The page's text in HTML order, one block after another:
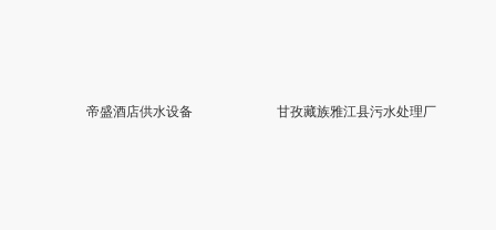
帝盛酒店供水设备 甘孜藏族雅江县污水处理厂